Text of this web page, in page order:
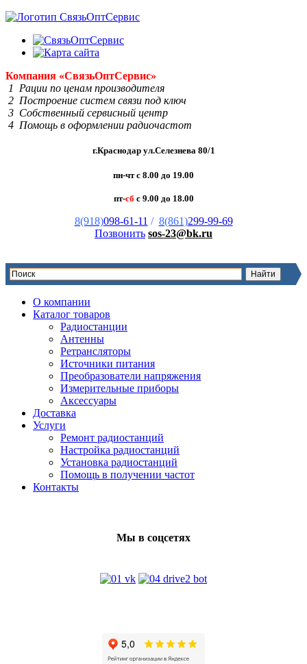
Компания «СвязьОптСервис»
1 Рации по ценам производителя
2 Построение систем связи под ключ
3 Собственный сервисный центр
4 Помощь в оформлении радиочастот
г.Краснодар ул.Селезнева 80/1
пн-чт с 8.00 до 19.00
пт-сб с 9.00 до 18.00
8(918)098-61-11 / 8(861)299-99-69
Позвонить sos-23@bk.ru
О компании
Каталог товаров
Радиостанции
Антенны
Ретрансляторы
Источники питания
Преобразователи напряжения
Измерительные приборы
Аксессуары
Доставка
Услуги
Ремонт радиостанций
Настройка радиостанций
Установка радиостанций
Помощь в получении частот
Контакты
Мы в соцсетях